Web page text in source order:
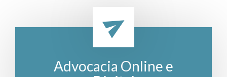
Advocacia Online e